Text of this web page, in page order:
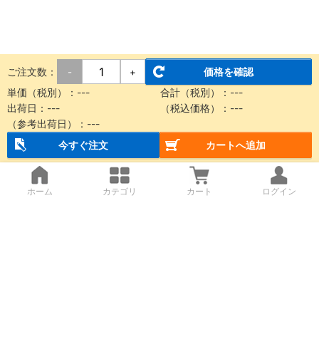
ご注文数： - +
価格を確認
単価（税別）： --- 合計（税別）： ---
出荷日： --- （税込価格）： ---
（参考出荷日）： ---
今すぐ注文
カートへ追加
ホーム カテゴリ カート ログイン